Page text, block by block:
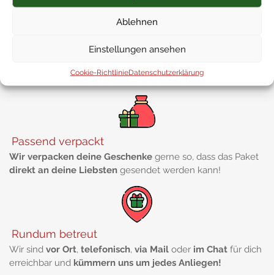
Ablehnen
Einstellungen ansehen
Cookie-RichtlinieDatenschutzerklärung
Kostenlos geliefert
Geschenke innerhalb Österreichs kostenlosaus!
Passend verpackt
Wir verpacken deine Geschenke gerne so, dass das Paket
direkt an deine Liebsten gesendet werden kann!
Rundum betreut
Wir sind vor Ort, telefonisch, via Mail oder im Chat für dich
erreichbar und kümmern uns um jedes Anliegen!